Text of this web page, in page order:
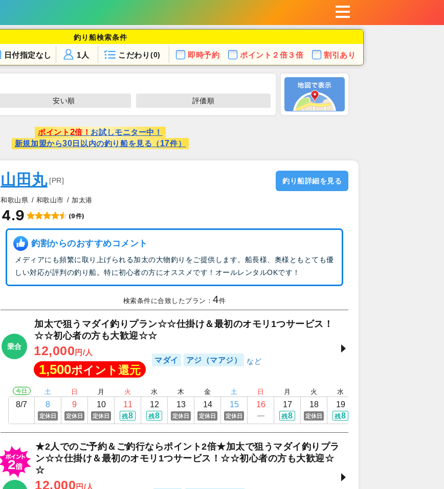
釣り船検索条件
日付指定なし こだわり (0)
1人 即時予約 ポイント ２倍３倍 割引あり
安い順 評価順
ポイント 2倍！ お試しモニター中！
新規加盟から30 日以内の釣り船を見る（17件）
山田丸 [PR]
和歌山県 和歌山市 加太港
4.9 (9件)
釣り船詳細を見る
釣割からのおすすめコメント
メディアにも頻繁に取り上げられる加太の大物釣りをご提供します。船長様、奥様ともとても優
しい対応が評判の釣り船。特に初心者の方にオススメです！オールレンタルOKです！
検索条件に合致したプラン：4件
乗合
加太で狙うマダイ釣りプラン☆☆仕掛け＆最初のオモリ1つサービス！
☆☆初心者の方も大歓迎☆☆
12,000 円/人
1,500ポイント還元
マダイ アジ（マアジ）
今日
8/7
土
8
定休日
日
9
定休日
月
10
定休日
火
11
残8
水
12
残8
木
13
定休日
金
14
定休日
土
15
定休日
日
16
月
17
残8
火
18
定休日
水
19
残8
★2人でのご予約＆ご釣行ならポイント2倍★加太で狙うマダイ釣りプラ
ン☆☆仕掛け＆最初のオモリ1つサービス！☆☆初心者の方も大歓迎☆
☆
12,000 円/人